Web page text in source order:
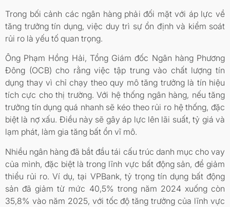
Trong bối cảnh các ngân hàng phải đối mặt với áp lực về
tăng trưởng tín dụng, việc duy trì sự ổn định và kiểm soát
rủi ro là yếu tố quan trọng.
Ông Phạm Hồng Hải, Tổng Giám đốc Ngân hàng Phương
Đông (OCB) cho rằng việc tập trung vào chất lượng tín
dụng thay vì chỉ chạy theo quy mô tăng trưởng là tín hiệu
tích cực cho thị trường. Với hệ thống ngân hàng, nếu tăng
trưởng tín dụng quá nhanh sẽ kéo theo rủi ro hệ thống, đặc
biệt là nợ xấu. Điều này sẽ gây áp lực lên lãi suất, tỷ giá và
lạm phát, làm gia tăng bất ổn vĩ mô.
Nhiều ngân hàng đã bắt đầu tái cấu trúc danh mục cho vay
của mình, đặc biệt là trong lĩnh vực bất động sản, để giảm
thiểu rủi ro. Ví dụ, tại VPBank, tỷ trọng tín dụng bất động
sản đã giảm từ mức 40,5% trong năm 2024 xuống còn
35,8% vào năm 2025, với tốc độ tăng trưởng của lĩnh vực